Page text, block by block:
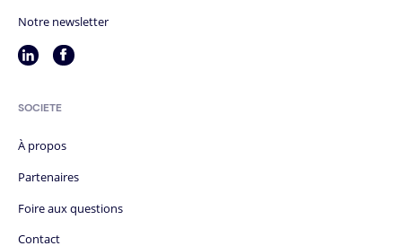
Notre newsletter
SOCIÉTÉ
À propos
Partenaires
Foire aux questions
Contact